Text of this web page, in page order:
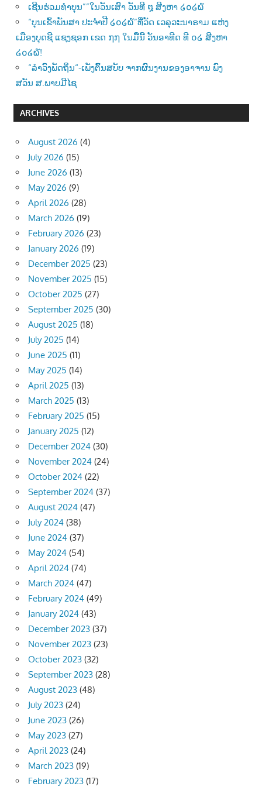
ເຊີນຮ່ວມທຳບຸນ””ໃນວັນເສົາ ວັນທີ ໘ ສີງຫາ ໒໐໒໖
“ບຸນເຂົ້າພັນສາ ປະຈຳປີ ໒໐໒໖”ທີ່ວັດ ເວລຸວະນາຣາມ ແຫ່ງ
ເມືອງບຸດຊີ ແຊງຊອກ ເຂດ ໗໗ ໃນມື້ນີ້ ວັນອາທີດ ທີ ໐໒ ສີງຫາ
໒໐໒໖!
“ລຳວົງພັດຖິ່ນ“-ເພັງຕົ້ນສບັບ ຈາກຜົນງານຂອງອາຈານ ພົງ
ສວັນ ສ.ພາບມີໄຊ
ARCHIVES
August 2026 (4)
July 2026 (15)
June 2026 (13)
May 2026 (9)
April 2026 (28)
March 2026 (19)
February 2026 (23)
January 2026 (19)
December 2025 (23)
November 2025 (15)
October 2025 (27)
September 2025 (30)
August 2025 (18)
July 2025 (14)
June 2025 (11)
May 2025 (14)
April 2025 (13)
March 2025 (13)
February 2025 (15)
January 2025 (12)
December 2024 (30)
November 2024 (24)
October 2024 (22)
September 2024 (37)
August 2024 (47)
July 2024 (38)
June 2024 (37)
May 2024 (54)
April 2024 (74)
March 2024 (47)
February 2024 (49)
January 2024 (43)
December 2023 (37)
November 2023 (23)
October 2023 (32)
September 2023 (28)
August 2023 (48)
July 2023 (24)
June 2023 (26)
May 2023 (27)
April 2023 (24)
March 2023 (19)
February 2023 (17)